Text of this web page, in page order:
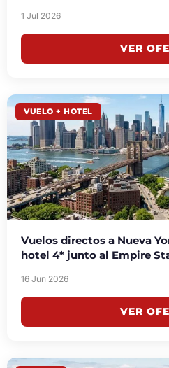
1 Jul 2026
VER
VUELO + HOTEL
Vuelos directos a Nueva
hotel 4* junto al Empire
16 Jun 2026
VER